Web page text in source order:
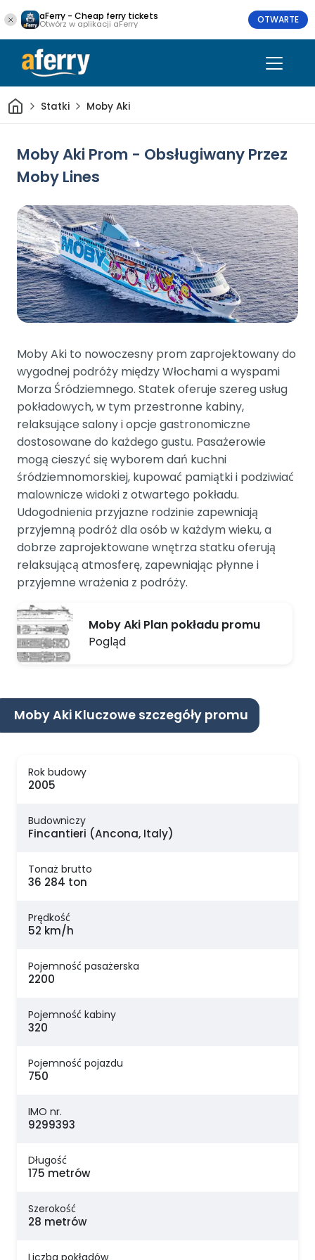
aFerry - Cheap ferry tickets
Otwórz w aplikacji aFerry OTWARTE
DomStatki Moby Aki
Moby Aki Prom - Obsługiwany Przez
Moby Lines
Moby Aki to nowoczesny prom zaprojektowany do
wygodnej podróży między Włochami a wyspami
Morza Śródziemnego. Statek oferuje szereg usług
pokładowych, w tym przestronne kabiny,
relaksujące salony i opcje gastronomiczne
dostosowane do każdego gustu. Pasażerowie
mogą cieszyć się wyborem dań kuchni
śródziemnomorskiej, kupować pamiątki i podziwiać
malownicze widoki z otwartego pokładu.
Udogodnienia przyjazne rodzinie zapewniają
przyjemną podróż dla osób w każdym wieku, a
dobrze zaprojektowane wnętrza statku oferują
relaksującą atmosferę, zapewniając płynne i
przyjemne wrażenia z podróży.
Moby Aki Plan pokładu promu
Pogląd
Moby Aki Kluczowe szczegóły promu
Rok budowy
2005
Budowniczy
Fincantieri (Ancona, Italy)
Tonaż brutto
36 284 ton
Prędkość
52 km/h
Pojemność pasażerska
2200
Pojemność kabiny
320
Pojemność pojazdu
750
IMO nr.
9299393
Długość
175 metrów
Szerokość
28 metrów